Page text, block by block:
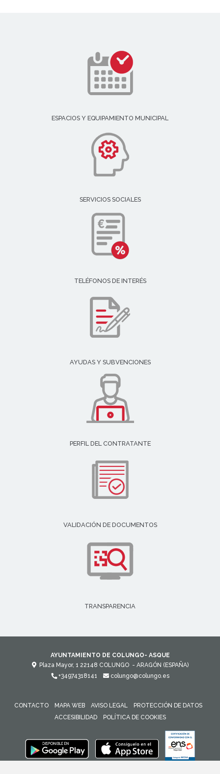
ESPACIOS Y EQUIPAMIENTO MUNICIPAL
SERVICIOS SOCIALES
TELÉFONOS DE INTERÉS
AYUDAS Y SUBVENCIONES
PERFIL DEL CONTRATANTE
VALIDACIÓN DE DOCUMENTOS
TRANSPARENCIA
AYUNTAMIENTO DE COLUNGO- ASQUE
Plaza Mayor, 1 22148 COLUNGO - ARAGÓN (ESPAÑA)
+34974318141
colungo@colungo.es
CONTACTO MAPA WEB AVISO LEGAL
PROTECCIÓN DE DATOS
ACCESIBILIDAD
POLÍTICA DE COOKIES